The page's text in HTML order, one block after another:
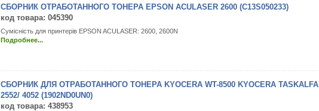
СБОРНИК ОТРАБОТАННОГО ТОНЕРА EPSON ACULASER 2600 (C13S050233)
код товара: 045390
Сумісність для принтерів EPSON ACULASER: 2600, 2600N
Подробнее...
СБОРНИК ДЛЯ ОТРАБОТАННОГО ТОНЕРА KYOCERA WT-8500 KYOCERA TASKALFA
2552/ 4052 (1902ND0UN0)
код товара: 438953